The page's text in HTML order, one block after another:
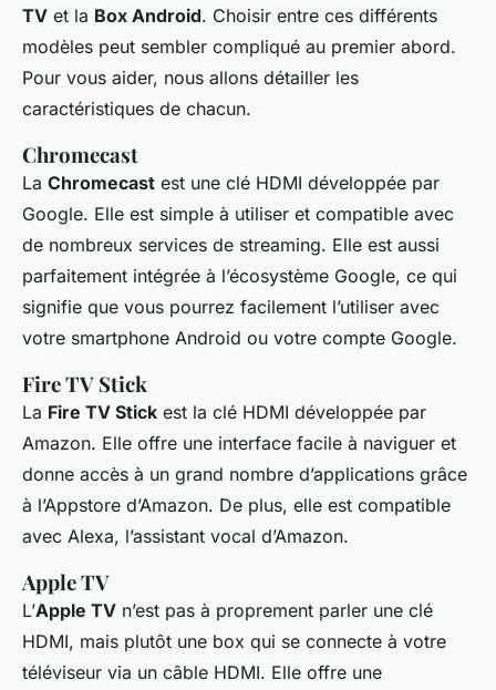
TV et la Box Android. Choisir entre ces différents
modèles peut sembler compliqué au premier abord.
Pour vous aider, nous allons détailler les
caractéristiques de chacun.
Chromecast
La Chromecast est une clé HDMI développée par
Google. Elle est simple à utiliser et compatible avec
de nombreux services de streaming. Elle est aussi
parfaitement intégrée à l’écosystème Google, ce qui
signifie que vous pourrez facilement l’utiliser avec
votre smartphone Android ou votre compte Google.
Fire TV Stick
La Fire TV Stick est la clé HDMI développée par
Amazon. Elle offre une interface facile à naviguer et
donne accès à un grand nombre d’applications grâce
à l’Appstore d’Amazon. De plus, elle est compatible
avec Alexa, l’assistant vocal d’Amazon.
Apple TV
L’Apple TV n’est pas à proprement parler une clé
HDMI, mais plutôt une box qui se connecte à votre
téléviseur via un câble HDMI. Elle offre une